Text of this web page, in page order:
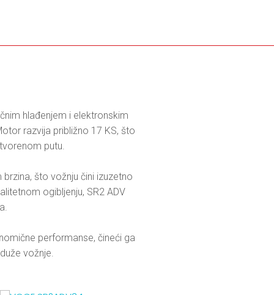
hlađenjem i elektronskim
razvija približno 17 KS, što
putu.
što vožnju čini izuzetno
ogibljenju, SR2 ADV
performanse, čineći ga
vožnje.